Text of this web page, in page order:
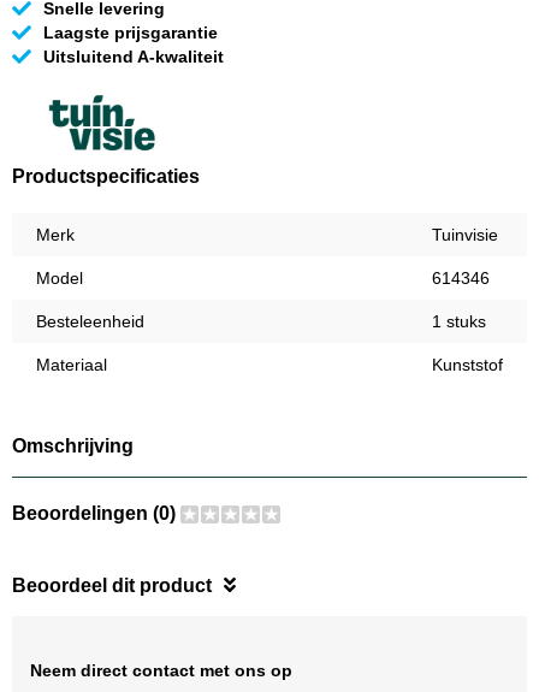
Snelle levering
Laagste prijsgarantie
Uitsluitend A-kwaliteit
Productspecificaties
Merk Tuinvisie
Model 614346
Besteleenheid 1 stuks
Materiaal Kunststof
Omschrijving
Beoordelingen (0)
Beoordeel dit product
Neem direct contact met ons op